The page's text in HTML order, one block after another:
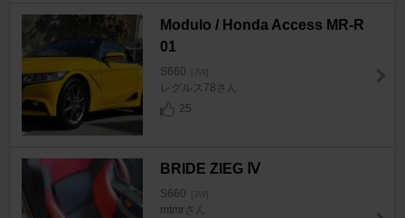
Modulo / Honda Access MR-R
01
S660 [JW]
レグルス78さん
25
BRIDE ZIEG Ⅳ
S660 [JW]
mtmrさん